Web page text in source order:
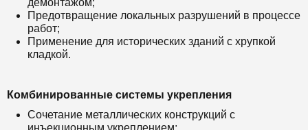
Предотвращение локальных разрушений в процессе
работ;
Применение для исторических зданий с хрупкой
кладкой.
Комбинированные системы укрепления
Сочетание металлических конструкций с
инъекционным укреплением;